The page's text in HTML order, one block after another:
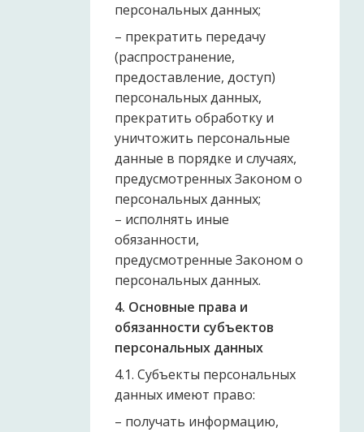
персональных данных;
– прекратить передачу
(распространение,
предоставление, доступ)
персональных данных,
прекратить обработку и
уничтожить персональные
данные в порядке и случаях,
предусмотренных Законом о
персональных данных;
– исполнять иные
обязанности,
предусмотренные Законом о
персональных данных.
4. Основные права и
обязанности субъектов
персональных данных
4.1. Субъекты персональных
данных имеют право:
– получать информацию,